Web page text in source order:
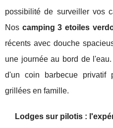
possibilité de surveiller vos
Nos camping 3 etoiles
récents avec douche
une journée au bord de
d'un coin barbecue privatif
grillées en famille.
Lodges sur pilotis :